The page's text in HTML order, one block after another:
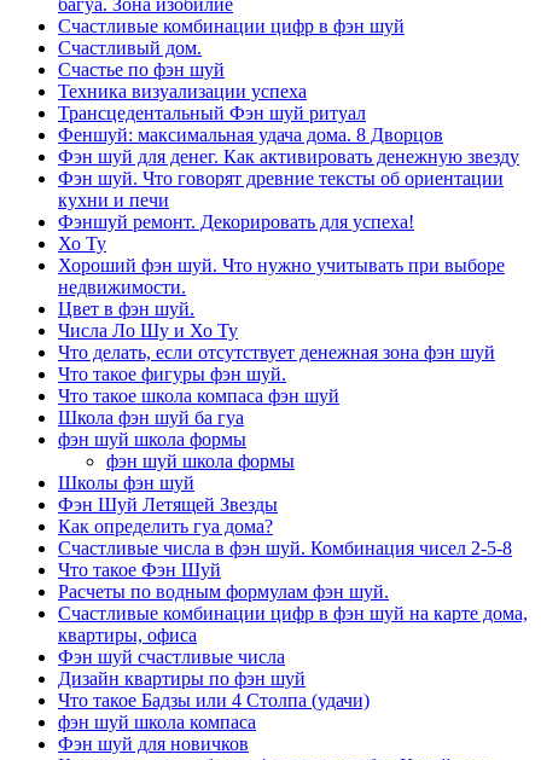
багуа. Зона изобилие
Счастливые комбинации цифр в фэн шуй
Счастливый дом.
Счастье по фэн шуй
Техника визуализации успеха
Трансцедентальный Фэн шуй ритуал
Феншуй: максимальная удача дома. 8 Дворцов
Фэн шуй для денег. Как активировать денежную звезду
Фэн шуй. Что говорят древние тексты об ориентации
кухни и печи
Фэншуй ремонт. Декорировать для успеха!
Хо Ту
Хороший фэн шуй. Что нужно учитывать при выборе
недвижимости.
Цвет в фэн шуй.
Числа Ло Шу и Хо Ту
Что делать, если отсутствует денежная зона фэн шуй
Что такое фигуры фэн шуй.
Что такое школа компаса фэн шуй
Школа фэн шуй ба гуа
фэн шуй школа формы
фэн шуй школа формы
Школы фэн шуй
Фэн Шуй Летящей Звезды
Как определить гуа дома?
Счастливые числа в фэн шуй. Комбинация чисел 2-5-8
Что такое Фэн Шуй
Расчеты по водным формулам фэн шуй.
Счастливые комбинации цифр в фэн шуй на карте дома,
квартиры, офиса
Фэн шуй счастливые числа
Дизайн квартиры по фэн шуй
Что такое Бадзы или 4 Столпа (удачи)
фэн шуй школа компаса
Фэн шуй для новичков